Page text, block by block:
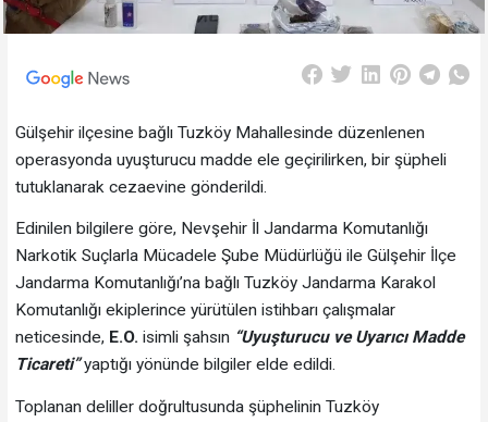
Gülşehir ilçesine bağlı Tuzköy Mahallesinde düzenlenen
operasyonda uyuşturucu madde ele geçirilirken, bir şüpheli
tutuklanarak cezaevine gönderildi.
Edinilen bilgilere göre, Nevşehir İl Jandarma Komutanlığı
Narkotik Suçlarla Mücadele Şube Müdürlüğü ile Gülşehir İlçe
Jandarma Komutanlığı’na bağlı Tuzköy Jandarma Karakol
Komutanlığı ekiplerince yürütülen istihbarı çalışmalar
neticesinde, E.O. isimli şahsın “Uyuşturucu ve Uyarıcı Madde
Ticareti”yaptığı yönünde bilgiler elde edildi.
Toplanan deliller doğrultusunda şüphelinin Tuzköy